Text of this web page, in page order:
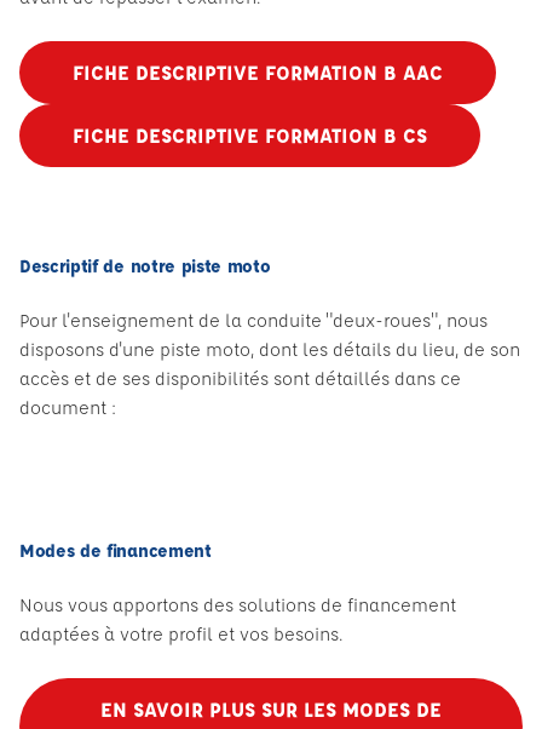
FICHE DESCRIPTIVE FORMATION B AAC
FICHE DESCRIPTIVE FORMATION B CS
Descriptif de notre piste moto
Pour l'enseignement de la conduite "deux-roues", nous
disposons d'une piste moto, dont les détails du lieu, de son
accès et de ses disponibilités sont détaillés dans ce
document :
Modes de financement
Nous vous apportons des solutions de financement
adaptées à votre profil et vos besoins.
EN SAVOIR PLUS SUR LES MODES DE